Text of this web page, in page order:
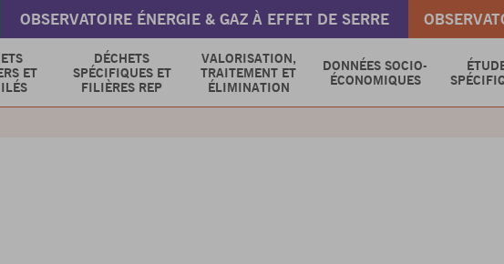
OBSERVATOIRE ÉNERGIE & GAZ À EFFET DE SERRE
ET
DÉCHETS
SPÉCIFIQUES ET
FILIÈRES REP
VALORISATION,
TRAITEMENT ET
ÉLIMINATION
DONNÉES SOCIO-
ÉCONOMIQUES